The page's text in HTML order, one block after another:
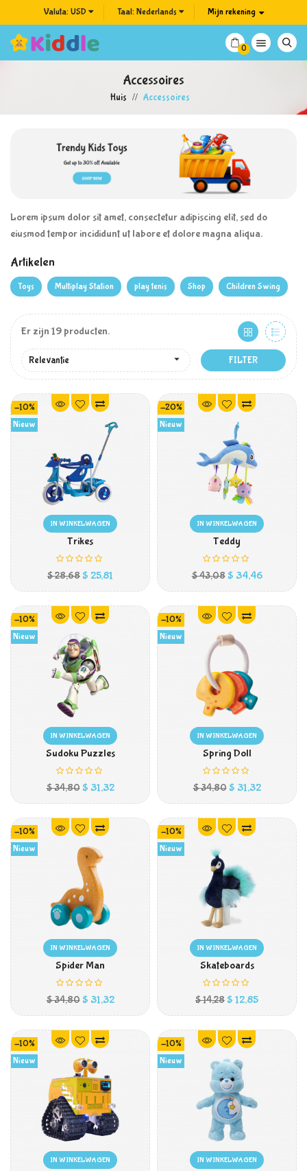
Valuta: USD Taal: Nederlands Mijn rekening
0 
Accessoires
Huis Accessoires
Lorem ipsum dolor sit amet, consectetur adipiscing elit, sed do
eiusmod tempor incididunt ut labore et dolore magna aliqua.
Artikelen
Toys Multiplay Station play tenis Shop Children Swing
Er zijn 19 producten.
Relevantie  FILTER
-10%
Nieuw
IN WINKELWAGEN
Trikes
Prijs
$ 28,68 $ 25,81
-20%
Nieuw
IN WINKELWAGEN
Teddy
Prijs
$ 43,08 $ 34,46Normale
-10%
Nieuw
IN WINKELWAGEN
Sudoku Puzzles
Prijs
$ 34,80 $ 31,32Normale
-10%
Nieuw
IN WINKELWAGEN
Spring Doll
Prijs
$ 34,80 $ 31,32Normale
-10%
Nieuw
IN WINKELWAGEN
Spider Man
Prijs
$ 34,80 $ 31,32Normale
-10%
Nieuw
IN WINKELWAGEN
Skateboards
Prijs
$ 14,28 $ 12,85Normale
-10%
Nieuw
IN WINKELWAGEN
-10%
Nieuw
IN WINKELWAGEN